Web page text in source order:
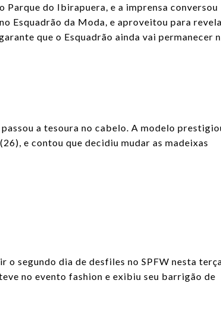
Parque do Ibirapuera, e a imprensa conversou
Esquadrão da Moda, e aproveitou para
que o Esquadrão ainda vai permanecer
a tesoura no cabelo. A modelo
e contou que decidiu mudar as madeixas
segundo dia de desfiles no SPFW nesta
no evento fashion e exibiu seu barrigão de